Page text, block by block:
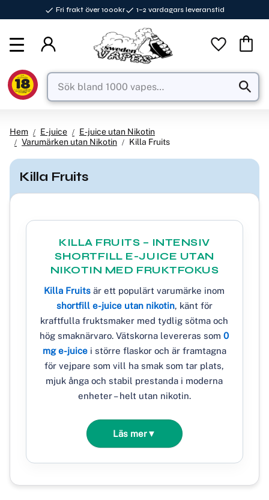
Fri frakt över 1000kr 1–2 vardagars leveranstid
Favoriter
Hem E-juice
E-juice utan Nikotin
Varumärken utan Nikotin
Killa Fruits
Killa Fruits
KILLA FRUITS – INTENSIV
SHORTFILL E-JUICE UTAN
NIKOTIN MED FRUKTFOKUS
Killa Fruits är ett populärt varumärke inom
shortfill e-juice utan nikotin, känt för
kraftfulla fruktsmaker med tydlig sötma och
hög smaknärvaro. Vätskorna levereras som0
mg e-juicei större flaskor och är framtagna
för vejpare som vill ha smak som tar plats,
mjuk ånga och stabil prestanda i moderna
enheter – helt utan nikotin.
Läs mer▼